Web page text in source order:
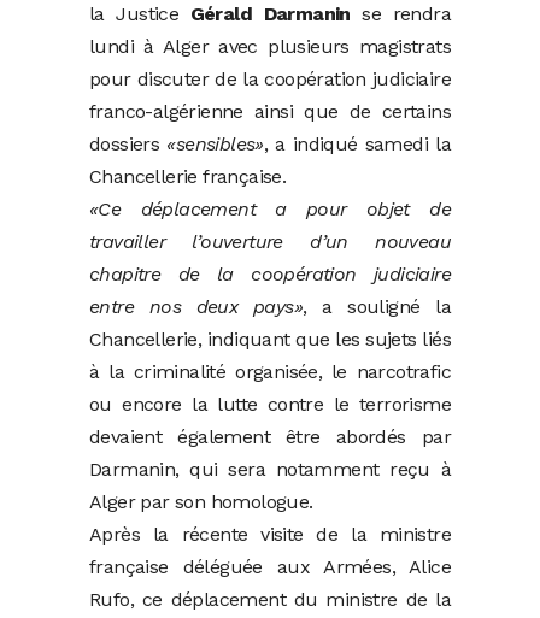
la Justice Gérald Darmanin se rendra
lundi à Alger avec plusieurs magistrats
pour discuter de la coopération judiciaire
franco-algérienne ainsi que de certains
dossiers «sensibles», a indiqué samedi la
Chancellerie française.
«Ce déplacement a pour objet de
travailler l’ouverture d’un nouveau
chapitre de la coopération judiciaire
entre nos deux pays», a souligné la
Chancellerie, indiquant que les sujets liés
à la criminalité organisée, le narcotrafic
ou encore la lutte contre le terrorisme
devaient également être abordés par
Darmanin, qui sera notamment reçu à
Alger par son homologue.
Après la récente visite de la ministre
française déléguée aux Armées, Alice
Rufo, ce déplacement du ministre de la